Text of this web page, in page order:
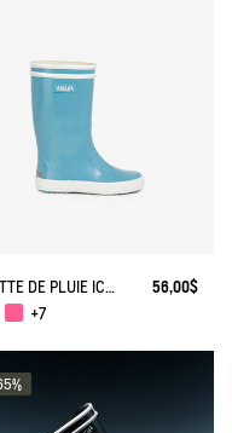
BOTTE DE PLUIE ICONIQUE LOLLY POP
56,00$
+7